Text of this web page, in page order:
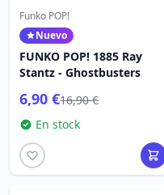
Funko POP!
Nuevo
FUNKO POP! 1885 Ray
Stantz - Ghostbusters
6,90 €16,90 €
En stock